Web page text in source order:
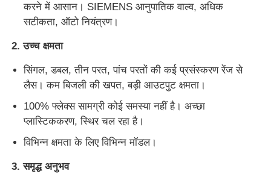
पीपी शीट उत्पादन लाइन
पीवीसी एज बैंडिंग एक्सट्रूज़न लाइन
रोल कैलेंडर मशीन
करने में आसान। SIEMENS आनुपातिक वाल्व, अधिक
सटीकता, ऑटो नियंत्रण।
2. उच्च क्षमता
सिंगल, डबल, तीन परत, पांच परतों की कई प्रसंस्करण रेंज से
लैस। कम बिजली की खपत, बड़ी आउटपुट क्षमता।
100% फ्लेक्स सामग्री कोई समस्या नहीं है। अच्छा
प्लास्टिककरण, स्थिर चल रहा है।
विभिन्न क्षमता के लिए विभिन्न मॉडल।
3. समृद्ध अनुभव